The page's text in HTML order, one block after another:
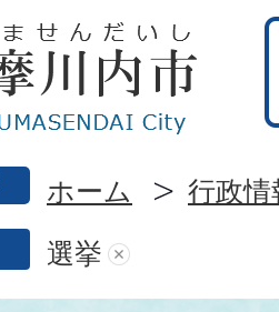
ホーム 行政情
選挙